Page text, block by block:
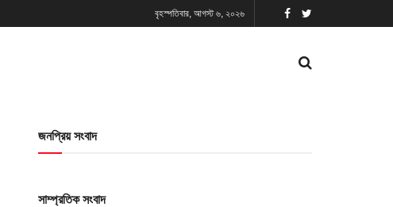
বৃহস্পতিবার, আগস্ট ৬, ২০২৬
জনপ্রিয় সংবাদ
সাম্প্রতিক সংবাদ